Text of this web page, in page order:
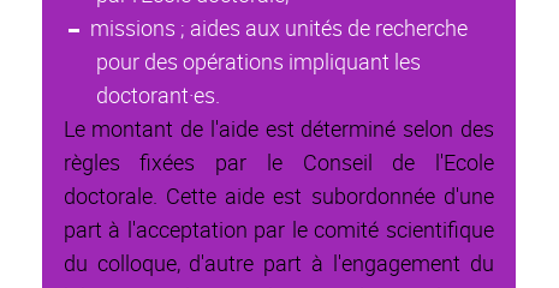
missions ; aides aux unités de recherche
pour des opérations impliquant les
doctorant·es.
Le montant de l'aide est déterminé selon des
règles fixées par le Conseil de l'Ecole
doctorale. Cette aide est subordonnée d'une
part à l'acceptation par le comité scientifique
du colloque, d'autre part à l'engagement du